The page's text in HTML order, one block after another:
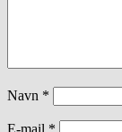
Navn *